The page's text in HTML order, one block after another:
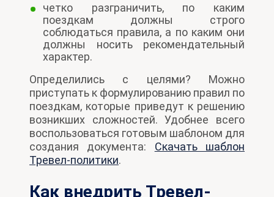
четко разграничить, по каким
поездкам должны строго
соблюдаться правила, а по каким они
должны носить рекомендательный
характер.
Определились с целями? Можно
приступать к формулированию правил по
поездкам, которые приведут к решению
возникших сложностей. Удобнее всего
воспользоваться готовым шаблоном для
создания документа: Скачать шаблон
Тревел-политики.
Как внедрить Тревел-